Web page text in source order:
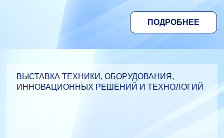
ПОДРОБНЕЕ
ВЫСТАВКА ТЕХНИКИ, ОБОРУДОВАНИЯ,
ИННОВАЦИОННЫХ РЕШЕНИЙ И ТЕХНОЛОГИЙ